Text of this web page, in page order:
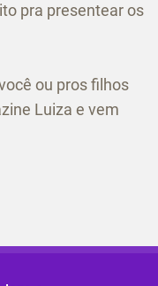
pra presentear os
ou pros filhos
Luiza e vem